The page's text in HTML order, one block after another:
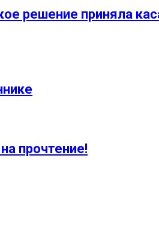
решение приняла
прочтение!